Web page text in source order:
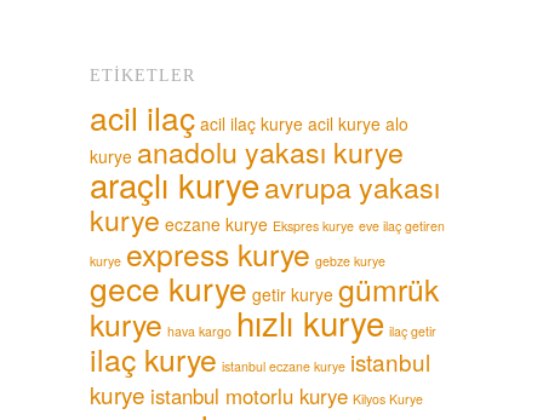
ETIKETLER
acil ilaç acil ilaç kurye acil kurye alo
kurye anadolu yakası kurye
araçlı kuryeavrupa yakası
kurye eczane kurye Ekspres kurye eve ilaç getiren
kurye express kurye gebze kurye
gece kurye getir kurye gümrük
kurye hava kargo hızlı kurye ilaç getir
ilaç kurye istanbul eczane kurye istanbul
kurye istanbul motorlu kurye Kilyos Kurye